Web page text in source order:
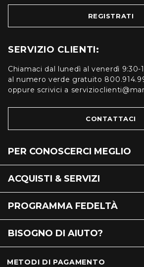
REGISTRATI
SERVIZIO CLIENTI:
Chiamaci dal lunedì al venerdì 9:30-
al numero verde gratuito
oppure scrivici a
CONTATTACI
PER CONOSCERCI MEGLIO
ACQUISTI & SERVIZI
PROGRAMMA FEDELTÀ
BISOGNO DI AIUTO?
METODI DI PAGAMENTO